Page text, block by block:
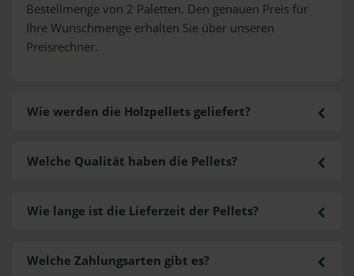
Bestellmenge von 2 Paletten. Den genauen Preis für
Ihre Wunschmenge erhalten Sie über unseren
Preisrechner.
Wie werden die Holzpellets geliefert?
Welche Zahlungsarten gibt es?
Welche Qualität haben die Pellets?
Wie lange ist die Lieferzeit der Pellets?